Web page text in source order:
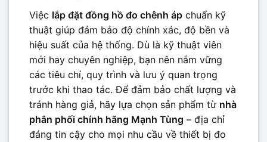
Việc lắp đặt đồng hồ đo chênh áp chuẩn kỹ
thuật giúp đảm bảo độ chính xác, độ bền và
hiệu suất của hệ thống. Dù là kỹ thuật viên
mới hay chuyên nghiệp, bạn nên nắm vững
các tiêu chí, quy trình và lưu ý quan trọng
trước khi thao tác. Để đảm bảo chất lượng và
tránh hàng giả, hãy lựa chọn sản phẩm từ nhà
phân phối chính hãng Mạnh Tùng – địa chỉ
đáng tin cậy cho mọi nhu cầu về thiết bị đo